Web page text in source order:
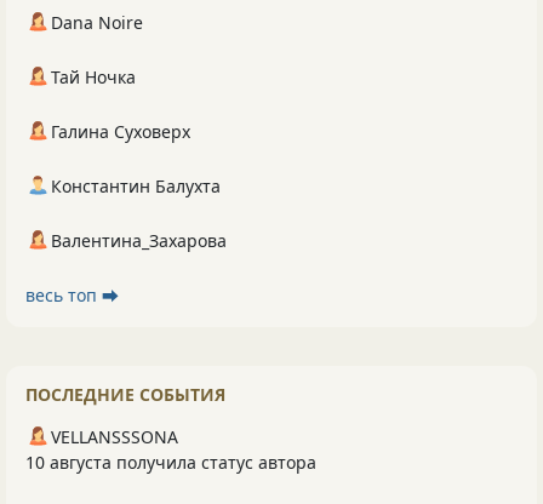
Dana Noire
Тай Ночка
Галина Суховерх
Константин Балухта
Валентина_Захарова
весь топ ⮕
ПОСЛЕДНИЕ СОБЫТИЯ
VELLANSSSONA
10 августа получила статус автора